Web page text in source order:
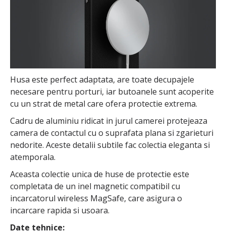
Husa este perfect adaptata, are toate decupajele
necesare pentru porturi, iar butoanele sunt acoperite
cu un strat de metal care ofera protectie extrema.
Cadru de aluminiu ridicat in jurul camerei protejeaza
camera de contactul cu o suprafata plana si zgarieturi
nedorite. Aceste detalii subtile fac colectia eleganta si
atemporala.
Aceasta colectie unica de huse de protectie este
completata de un inel magnetic compatibil cu
incarcatorul wireless MagSafe, care asigura o
incarcare rapida si usoara.
Date tehnice: